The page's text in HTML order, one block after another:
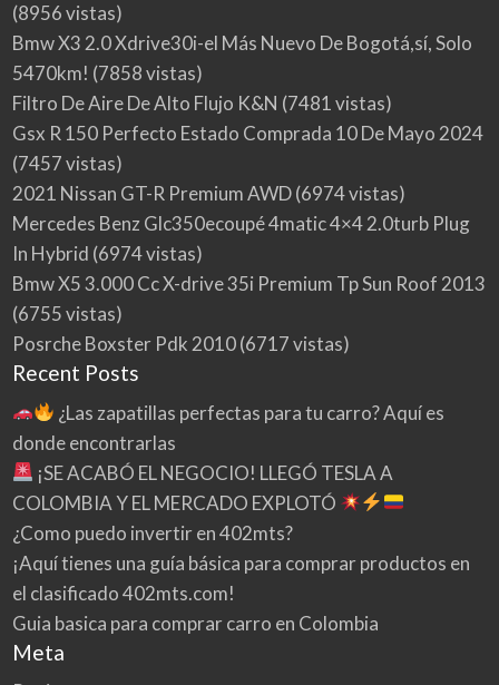
(8956 vistas)
Bmw X3 2.0 Xdrive30i-el Más Nuevo De Bogotá,sí, Solo
5470km! (7858 vistas)
Filtro De Aire De Alto Flujo K&N (7481 vistas)
Gsx R 150 Perfecto Estado Comprada 10 De Mayo 2024
(7457 vistas)
2021 Nissan GT-R Premium AWD(6974 vistas)
Mercedes Benz Glc350ecoupé 4matic 4×4 2.0turb Plug
In Hybrid (6974 vistas)
Bmw X5 3.000 Cc X-drive 35i Premium Tp Sun Roof 2013
(6755 vistas)
Posrche Boxster Pdk 2010(6717 vistas)
Recent Posts
¿Las zapatillas perfectas para tu carro? Aquí es
donde encontrarlas
¡SE ACABÓ EL NEGOCIO! LLEGÓ TESLA A
COLOMBIA Y EL MERCADO EXPLOTÓ
¿Como puedo invertir en 402mts?
¡Aquí tienes una guía básica para comprar productos en
el clasificado 402mts.com!
Guia basica para comprar carro en Colombia
Meta